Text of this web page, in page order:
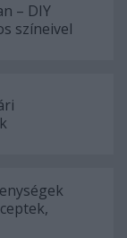
– DIY
színeivel